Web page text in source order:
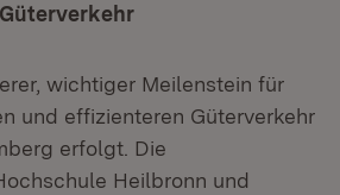
wichtiger Meilenstein für
und effizienteren Güterverkehr
erfolgt. Die
Heilbronn und